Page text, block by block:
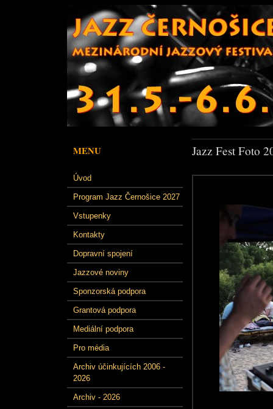
MENU
Úvod
Program Jazz Černošice 2027
Vstupenky
Kontakty
Dopravní spojení
Jazzové noviny
Sponzorská podpora
Grantová podpora
Mediální podpora
Pro média
Archiv účinkujících 2006 -
2026
Archiv - 2026
Jazz Fest Foto